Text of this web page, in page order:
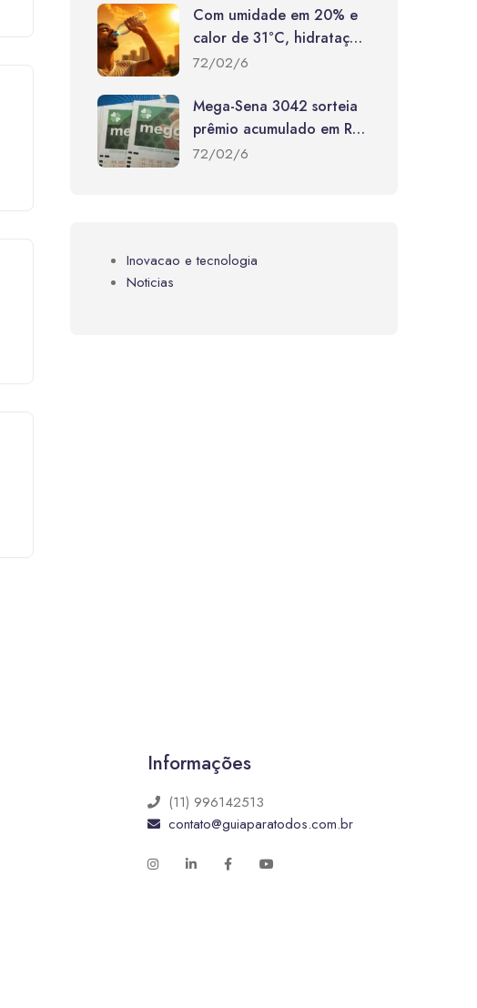
Com umidade em 20% e
calor de 31°C, hidratação
constante torna-se vital
72/02/6
Mega-Sena 3042 sorteia
prêmio acumulado em R$
165 milhões no Dia dos
72/02/6
Inovacao e tecnologia
Noticias
Informações
(11) 996142513
contato@guiaparatodos.com.br